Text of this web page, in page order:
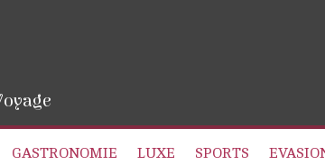
GASTRONOMIE LUXE SPORTS